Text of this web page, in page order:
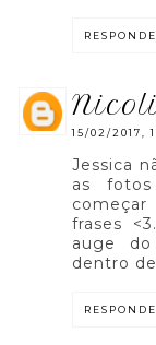
15/02/2017,
Jessica
as
frases
auge
dentro